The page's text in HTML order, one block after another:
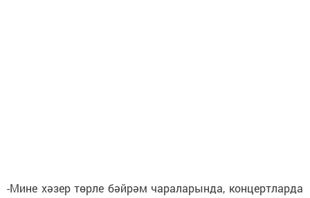
-Мине хәзер төрле бәйрәм чараларында, концертларда